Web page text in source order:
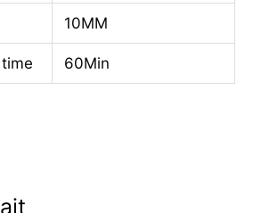
10MM
60Min